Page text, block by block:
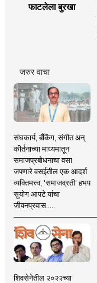
फाटलेला बुरखा
जरुर वाचा
संघकार्य, बँकिंग, संगीत अन्
कीर्तनाच्या माध्यमातून
समाजप्रबोधनाचा वसा
जपणारे वसईतील एक आदर्श
व्यक्तिमत्त्व, 'समाजव्रती' हभप
सुयोग आपटे यांचा
जीवनप्रवास.....
शिवसेनेतील २०२२च्या